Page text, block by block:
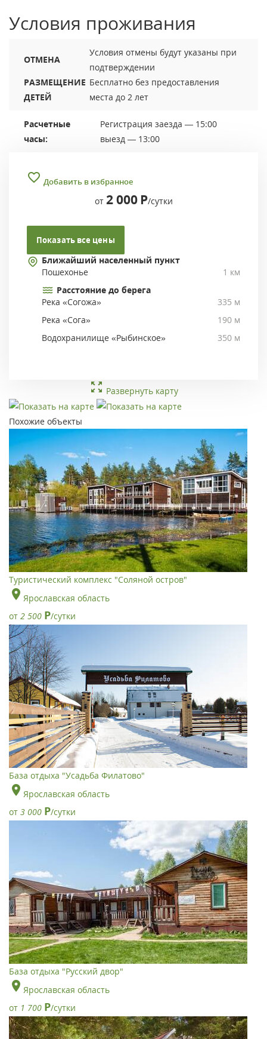
Условия проживания
ОТМЕНА
Условия отмены будут указаны при
подтверждении
РАЗМЕЩЕНИЕ
ДЕТЕЙ
Бесплатно без предоставления
места до 2 лет
Расчетные
часы:
Регистрация заезда — 15:00
выезд — 13:00
Добавить в избранное
от 2 000 Р/сутки
Показать все цены
Ближайший населенный пункт
Пошехонье
1 км
Расстояние до берега
Река «Согожа»
335 м
Река «Сога»
190 м
Водохранилище «Рыбинское»
350 м
Развернуть карту
Похожие объекты
Туристический комплекс "Соляной остров"
Ярославская область
от 2 500 Р/сутки
База отдыха "Усадьба Филатово"
Ярославская область
от 3 000 Р/сутки
База отдыха "Русский двор"
Ярославская область
от 1 700 Р/сутки